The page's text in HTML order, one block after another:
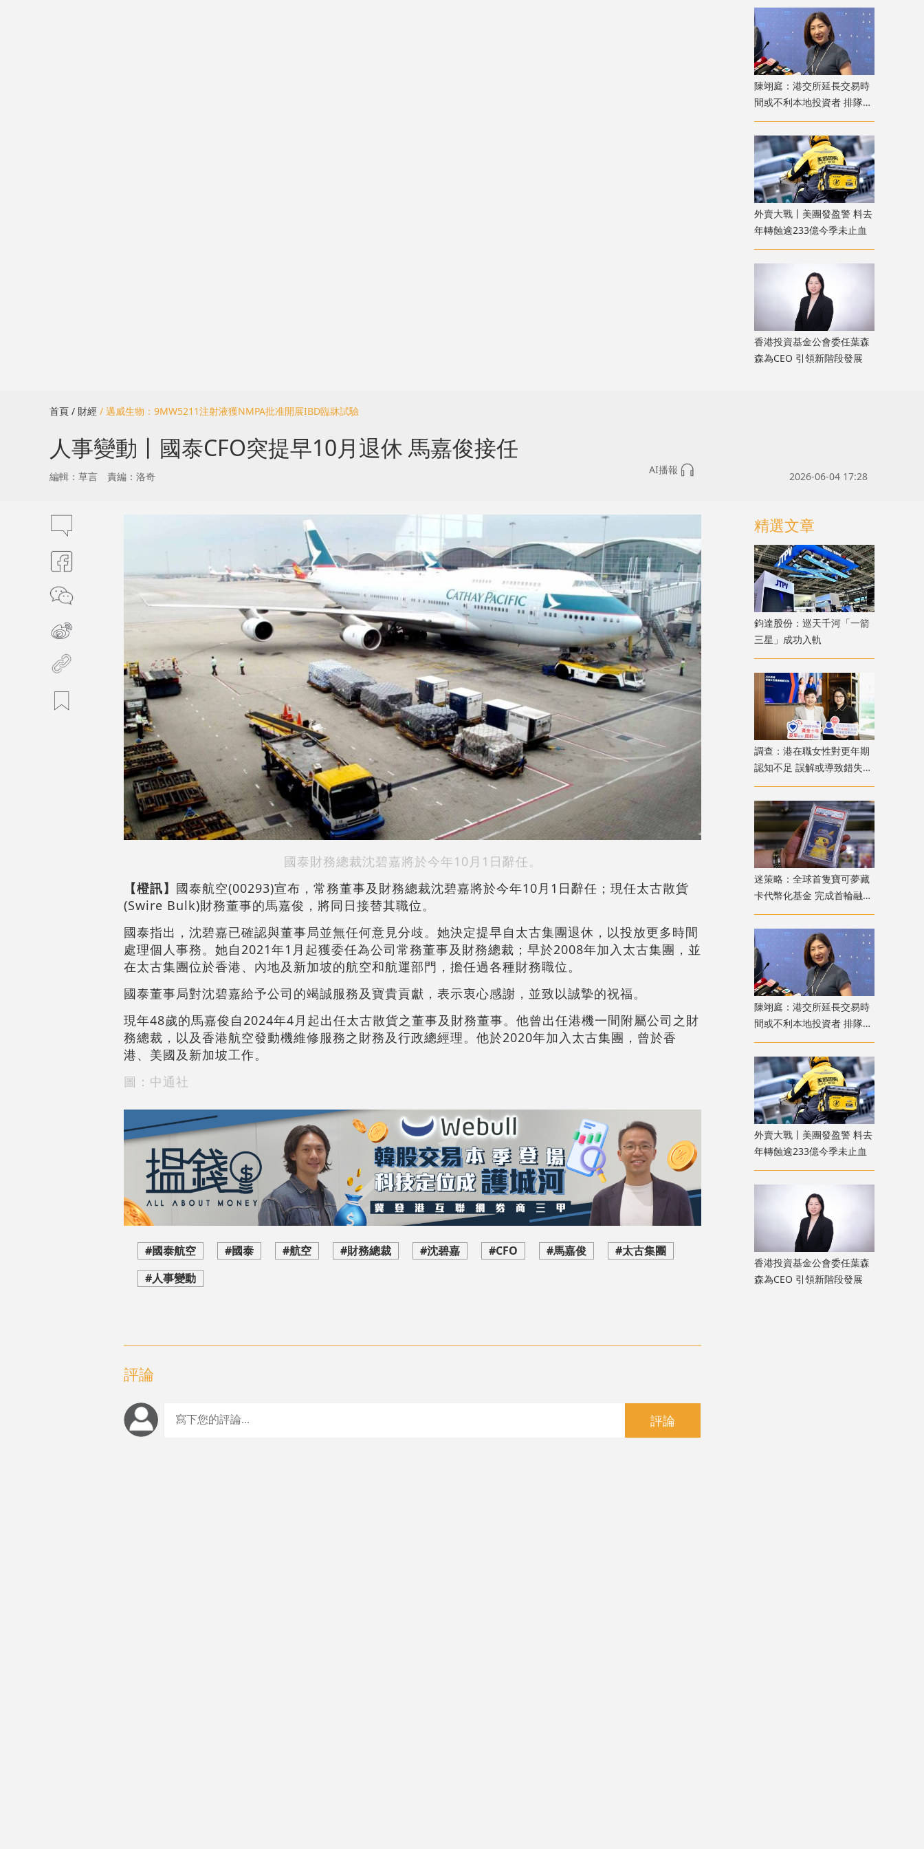
陳翊庭：港交所延長交易時
間或不利本地投資者 排隊上
市公司數量創新高
外賣大戰丨美團發盈警 料去
年轉蝕逾233億今季未止血
香港投資基金公會委任葉森
森為CEO 引領新階段發展
首頁 / 財經 / 邁威生物：9MW5211注射液獲NMPA批准開展IBD臨牀試驗
人事變動丨國泰CFO突提早10月退休 馬嘉俊接任
AI播報
編輯：草言 責編：洛奇 2026-06-04 17:28
國泰財務總裁沈碧嘉將於今年10月1日辭任。
【橙訊】 國泰航空(00293)宣布，常務董事及財務總裁沈碧嘉將於今年10月1日辭任；現任太古散貨
(Swire Bulk)財務董事的馬嘉俊，將同日接替其職位。
國泰指出，沈碧嘉已確認與董事局並無任何意見分歧。她決定提早自太古集團退休，以投放更多時間
處理個人事務。她自2021年1月起獲委任為公司常務董事及財務總裁；早於2008年加入太古集團，並
在太古集團位於香港、內地及新加坡的航空和航運部門，擔任過各種財務職位。
國泰董事局對沈碧嘉給予公司的竭誠服務及寶貴貢獻，表示衷心感謝，並致以誠摯的祝福。
現年48歲的馬嘉俊自2024年4月起出任太古散貨之董事及財務董事。他曾出任港機一間附屬公司之財
務總裁，以及香港航空發動機維修服務之財務及行政總經理。他於2020年加入太古集團，曾於香
港、美國及新加坡工作。
圖：中通社
#國泰航空 #國泰 #航空 #財務總裁 #沈碧嘉 #CFO #馬嘉俊
#太古集團
#人事變動
評論
評論
精選文章
鈞達股份：巡天千河「一箭
三星」成功入軌
調查：港在職女性對更年期
認知不足 誤解或導致錯失
「黃金預防期」
迷策略：全球首隻寶可夢藏
卡代幣化基金 完成首輪融資
兼獲超購
陳翊庭：港交所延長交易時
間或不利本地投資者 排隊上
市公司數量創新高
外賣大戰丨美團發盈警 料去
年轉蝕逾233億今季未止血
香港投資基金公會委任葉森
森為CEO 引領新階段發展